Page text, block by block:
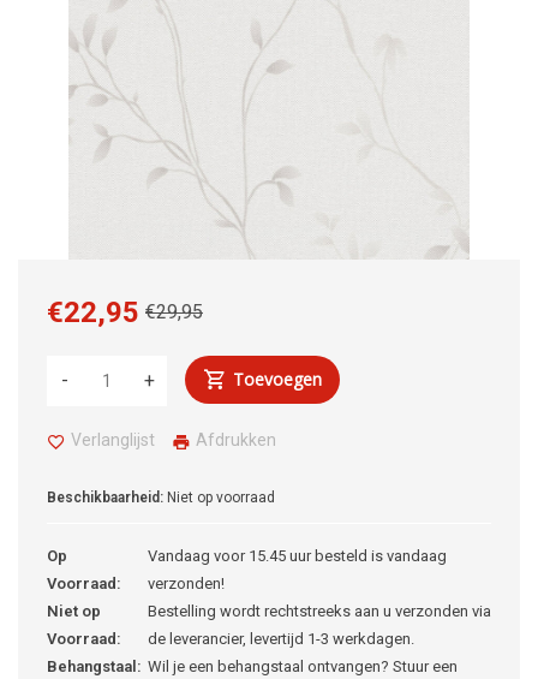
€29,95
€22,95
+
- Toevoegen
Verlanglijst Afdrukken
Beschikbaarheid: Niet op voorraad
Op
Voorraad:
Vandaag voor 15.45 uur besteld is vandaag
verzonden!
Niet op
Voorraad:
Bestelling wordt rechtstreeks aan u verzonden via
de leverancier, levertijd 1-3 werkdagen.
Behangstaal: Wil je een behangstaal ontvangen? Stuur een